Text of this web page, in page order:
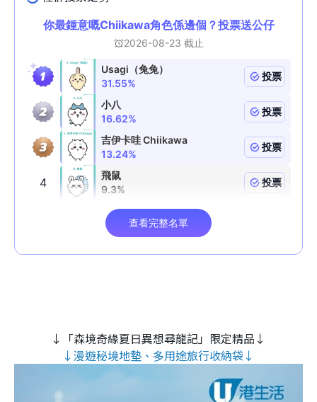
↓「森境奇緣夏日異想尋龍記」限定精品↓
↓漫遊秘境地墊、多用途旅行收納袋↓